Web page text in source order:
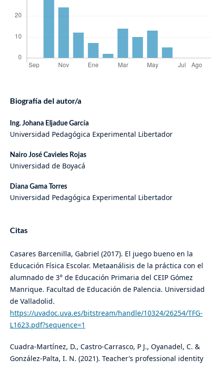
Biografía del autor/a
Ing. Johana Eljadue García
Universidad Pedagógica Experimental Libertador
Nairo José Cavieles Rojas
Universidad de Boyacá
Diana Gama Torres
Universidad Pedagógica Experimental Libertador
Citas
Casares Barcenilla, Gabriel (2017). El juego bueno en la
Educación Física Escolar. Metaanálisis de la práctica con el
alumnado de 3° de Educación Primaria del CEIP Gómez
Manrique. Facultad de Educación de Palencia. Universidad
de Valladolid.
https://uvadoc.uva.es/bitstream/handle/10324/26254/TFG-
L1623.pdf?sequence=1
Cuadra-Martínez, D., Castro-Carrasco, P J., Oyanadel, C. &
González-Palta, I. N. (2021). Teacher’s professional identity